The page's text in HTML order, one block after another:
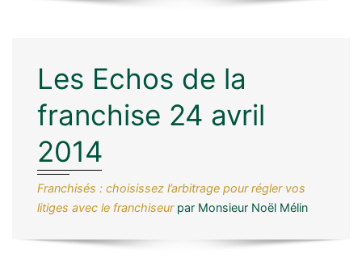
Les Echos de la
franchise 24 avril
2014
Franchisés : choisissez l’arbitrage pour régler vos
litiges avec le franchiseur par Monsieur Noël Mélin